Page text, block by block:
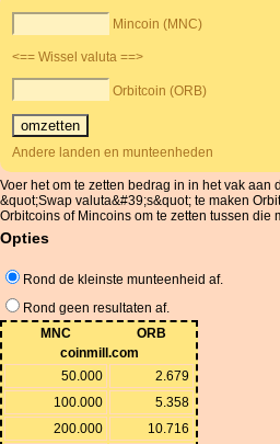
Mincoin (MNC)
<== Wissel valuta ==>
Orbitcoin (ORB)
Andere landen en munteenheden
Voer het om te zetten bedrag in in het vak aan
&quot;Swap valuta&#39;s&quot; te maken
Orbitcoins of Mincoins om te zetten tussen die
Opties
Rond de kleinste munteenheid af.
Rond geen resultaten af.
MNC
ORB
coinmill.com
50.000
2.679
100.000
5.358
200.000
10.716